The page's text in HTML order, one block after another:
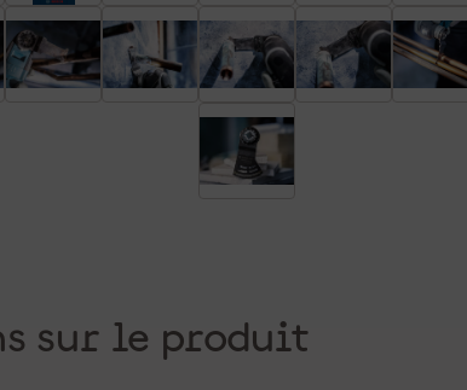
sur le produit